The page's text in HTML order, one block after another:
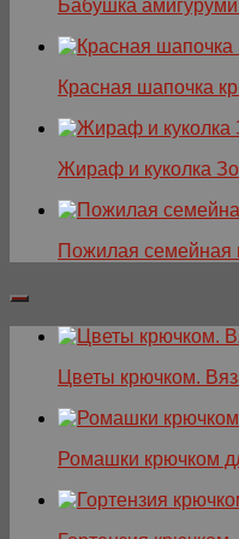
Бабушка
Красная шапочка
Жираф и куколка
Пожилая семейная
Цветы крючком.
Ромашки крючком